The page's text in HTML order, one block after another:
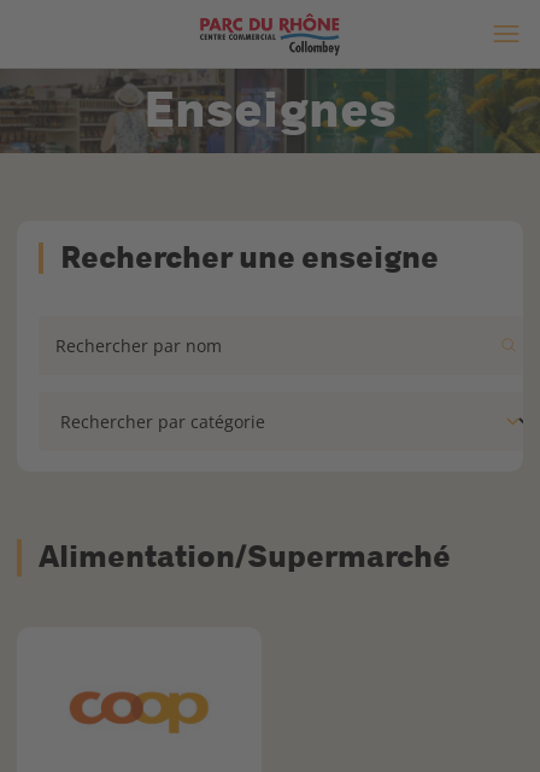
Enseignes
Rechercher une enseigne
Alimentation/Supermarché